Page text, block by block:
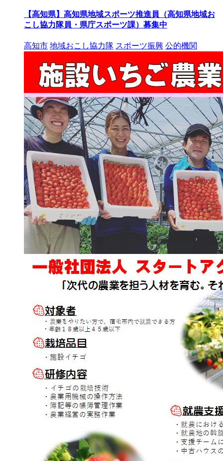
【高知県】高知県地域スポーツ推進員（高知県地域お
こし協力隊員・県庁スポーツ課）募集中
高知市 地域おこし協力隊 スポーツ振興 公的機関